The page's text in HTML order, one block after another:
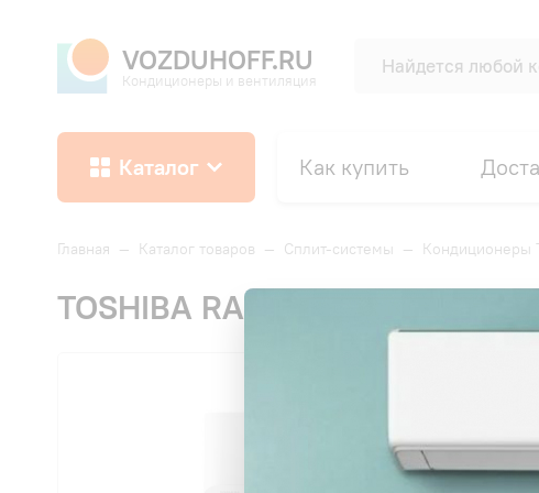
VOZDUHOFF.RU
Кондиционеры и вентиляция
Каталог Как купить
Главная — Каталог товаров — Сплит-системы — Кондиционеры
TOSHIBA RAS-B13E2KVG-E/